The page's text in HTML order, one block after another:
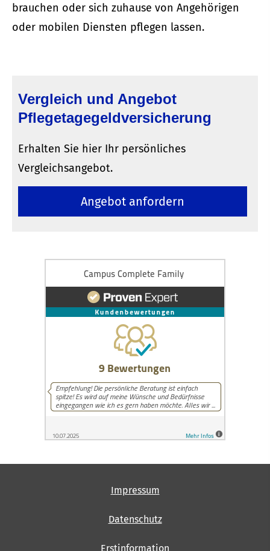
brauchen oder sich zuhause von Angehörigen
oder mobilen Diensten pflegen lassen.
Vergleich und Angebot
Pflegetagegeldversicherung
Erhalten Sie hier Ihr persönliches
Vergleichsangebot.
An­ge­bot an­for­dern
Impressum
Datenschutz
Erstinformation